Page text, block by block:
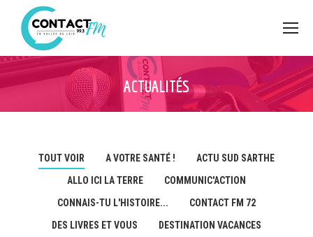
ACTUALITÉS
TOUT VOIR A VOTRE SANTÉ !
ACTU SUD SARTHE
ALLO ICI LA TERRE
COMMUNIC'ACTION
CONNAIS-TU L'HISTOIRE...
CONTACT FM 72
DES LIVRES ET VOUS
DESTINATION VACANCES